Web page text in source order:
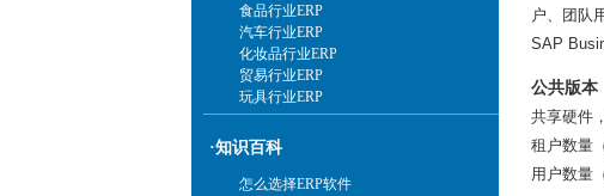
食品行业ERP
汽车行业ERP
化妆品行业ERP
贸易行业ERP
玩具行业ERP
·知识百科
怎么选择ERP软件
户、团队
SAP
公共版本
共享硬件
租户数量
用户数量